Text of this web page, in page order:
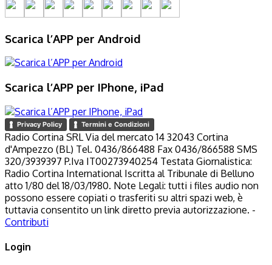
Scarica l’APP per Android
Scarica l’APP per IPhone, iPad
Privacy Policy Termini e Condizioni
Radio Cortina SRL Via del mercato 14 32043 Cortina
d'Ampezzo (BL) Tel. 0436/866488 Fax 0436/866588 SMS
320/3939397 P.Iva IT00273940254 Testata Giornalistica:
Radio Cortina International Iscritta al Tribunale di Belluno
atto 1/80 del 18/03/1980. Note Legali: tutti i files audio non
possono essere copiati o trasferiti su altri spazi web, è
tuttavia consentito un link diretto previa autorizzazione. -
Contributi
Login